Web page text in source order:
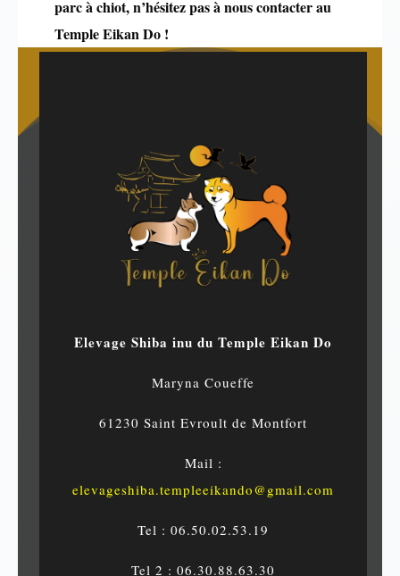
parc à chiot, n’hésitez pas à nous contacter au
Temple Eikan Do !
Elevage Shiba inu du Temple Eikan Do
Maryna Coueffe
61230 Saint Evroult de Montfort
Mail :
elevageshiba.templeeikando@gmail.com
Tel : 06.50.02.53.19
Tel 2 : 06.30.88.63.30